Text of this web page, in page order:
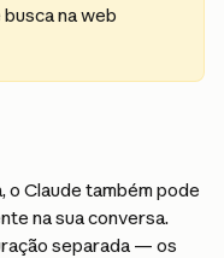
na web
o Claude também pode
na sua conversa.
separada — os